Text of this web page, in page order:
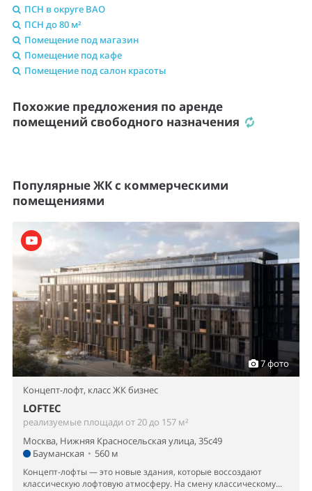
ПСН в округе ВАО
ПСН до 80 м²
Помещение под магазин
Помещение под кафе
Помещение под салон красоты
Похожие предложения по аренде
помещений свободного назначения
Популярные ЖК с коммерческими
помещениями
7 фото
Концепт-лофт, класс ЖК бизнес
LOFTEC
реализуемые площади от 20 до 157 м²
Москва, Нижняя Красносельская улица, 35с49
Бауманская • 560 м
Концепт-лофты — это новые здания, которые воссоздают
классическую лофтовую атмосферу. На смену классическому...